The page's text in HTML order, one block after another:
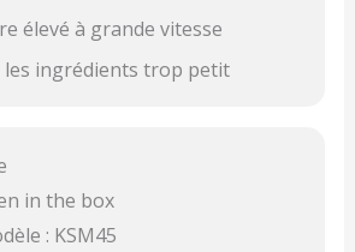
élevé à grande vitesse
ingrédients trop petit
in the box
: KSM45